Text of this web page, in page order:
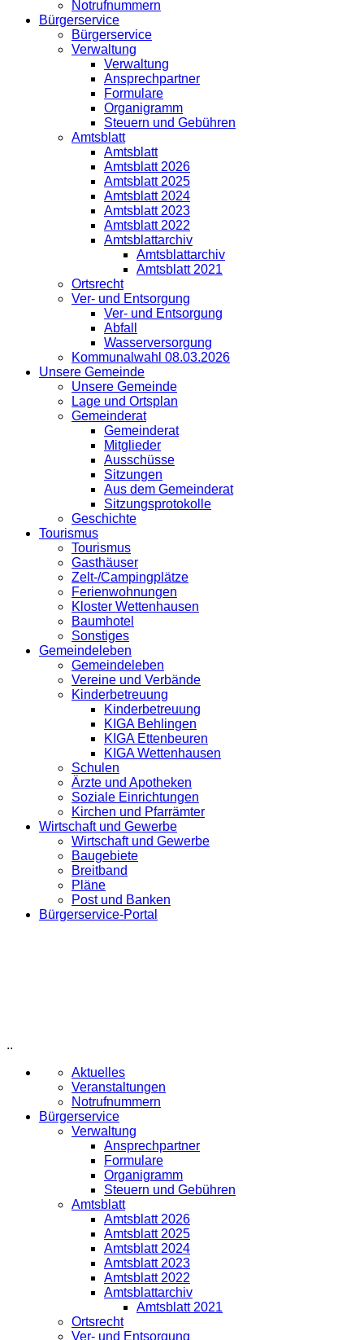
Notrufnummern
Bürgerservice
Bürgerservice
Verwaltung
Verwaltung
Ansprechpartner
Formulare
Organigramm
Steuern und Gebühren
Amtsblatt
Amtsblatt
Amtsblatt 2026
Amtsblatt 2025
Amtsblatt 2024
Amtsblatt 2023
Amtsblatt 2022
Amtsblattarchiv
Amtsblattarchiv
Amtsblatt 2021
Ortsrecht
Ver- und Entsorgung
Ver- und Entsorgung
Abfall
Wasserversorgung
Kommunalwahl 08.03.2026
Unsere Gemeinde
Unsere Gemeinde
Lage und Ortsplan
Gemeinderat
Gemeinderat
Mitglieder
Ausschüsse
Sitzungen
Aus dem Gemeinderat
Sitzungsprotokolle
Geschichte
Tourismus
Tourismus
Gasthäuser
Zelt-/Campingplätze
Ferienwohnungen
Kloster Wettenhausen
Baumhotel
Sonstiges
Gemeindeleben
Gemeindeleben
Vereine und Verbände
Kinderbetreuung
Kinderbetreuung
KIGA Behlingen
KIGA Ettenbeuren
KIGA Wettenhausen
Schulen
Ärzte und Apotheken
Soziale Einrichtungen
Kirchen und Pfarrämter
Wirtschaft und Gewerbe
Wirtschaft und Gewerbe
Baugebiete
Breitband
Pläne
Post und Banken
Bürgerservice-Portal
..
Aktuelles
Veranstaltungen
Notrufnummern
Bürgerservice
Verwaltung
Ansprechpartner
Formulare
Organigramm
Steuern und Gebühren
Amtsblatt
Amtsblatt 2026
Amtsblatt 2025
Amtsblatt 2024
Amtsblatt 2023
Amtsblatt 2022
Amtsblattarchiv
Amtsblatt 2021
Ortsrecht
Ver- und Entsorgung